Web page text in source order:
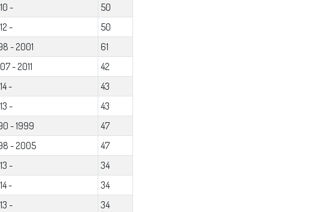
-
50
-
50
- 2001
61
- 2011
42
-
43
-
43
- 1999
47
- 2005
47
-
34
-
34
- 34